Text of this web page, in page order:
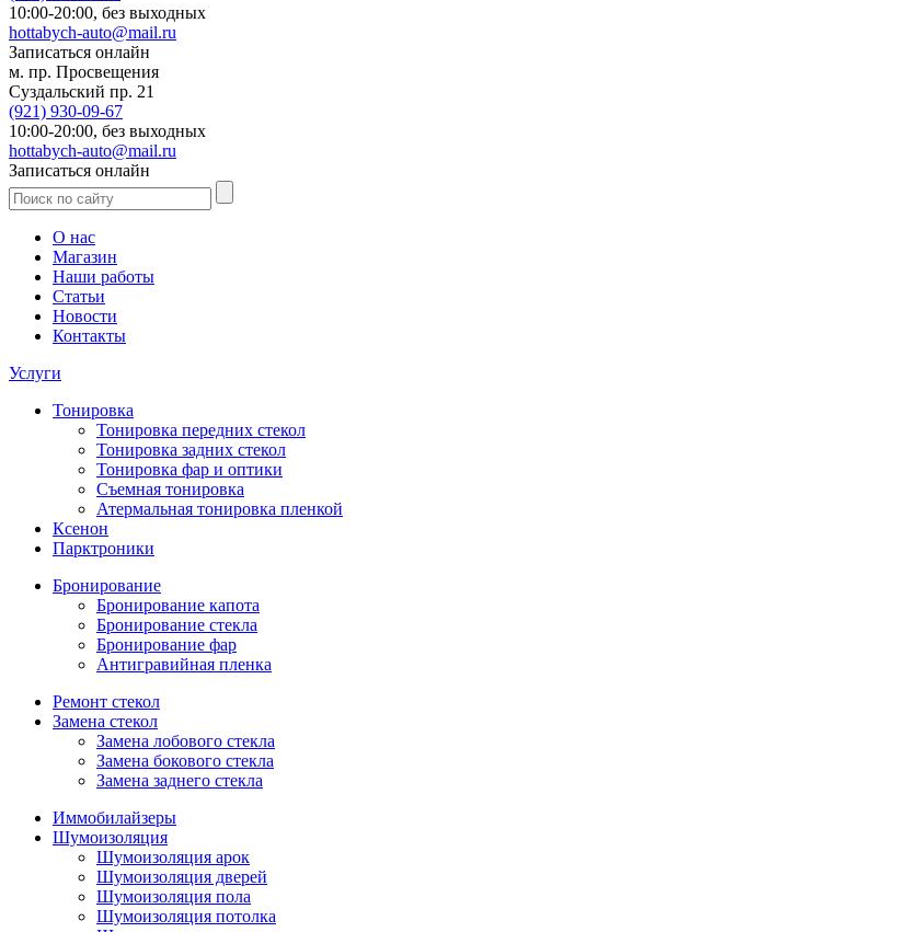
10:00-20:00, без выходных
hottabych-auto@mail.ru
Записаться онлайн
м. пр. Просвещения
Суздальский пр. 21
(921) 930-09-67
10:00-20:00, без выходных
hottabych-auto@mail.ru
Записаться онлайн
О нас
Магазин
Наши работы
Статьи
Новости
Контакты
Услуги
Тонировка
Тонировка передних стекол
Тонировка задних стекол
Тонировка фар и оптики
Съемная тонировка
Атермальная тонировка пленкой
Ксенон
Парктроники
Бронирование
Бронирование капота
Бронирование стекла
Бронирование фар
Антигравийная пленка
Ремонт стекол
Замена стекол
Замена лобового стекла
Замена бокового стекла
Замена заднего стекла
Иммобилайзеры
Шумоизоляция
Шумоизоляция арок
Шумоизоляция дверей
Шумоизоляция пола
Шумоизоляция потолка